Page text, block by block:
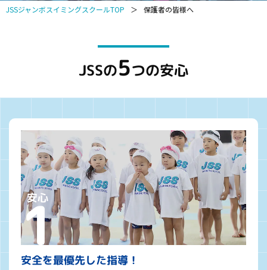
JSSジャンボスイミングスクールTOP ＞ 保護者の皆様へ
JSSの5つの安心
安全を最優先した指導！